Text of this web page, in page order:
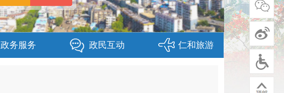
政务服务 政民互动 仁和旅游